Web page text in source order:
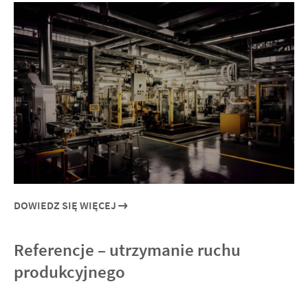
DOWIEDZ SIĘ WIĘCEJ
Referencje – utrzymanie ruchu
produkcyjnego